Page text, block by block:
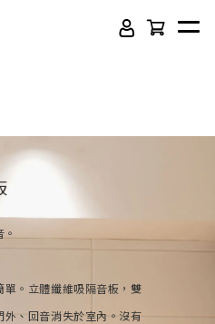
頂級SPC石塑卡扣地板
。立體纖維吸隔音板，雙
外、回音消失於室內。沒有